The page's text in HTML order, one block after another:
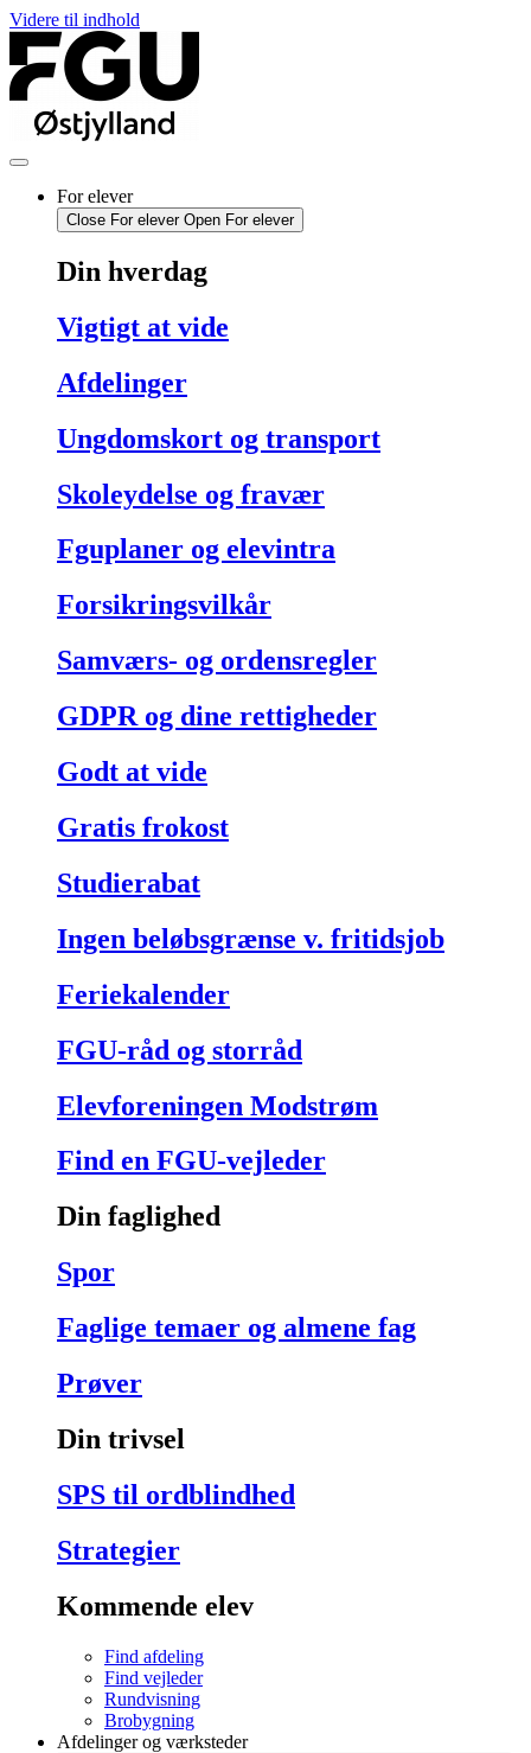
Videre til indhold
For elever
Close For elever Open For elever
Din hverdag
Vigtigt at vide
Afdelinger
Ungdomskort og transport
Skoleydelse og fravær
Fguplaner og elevintra
Forsikringsvilkår
Samværs- og ordensregler
GDPR og dine rettigheder
Godt at vide
Gratis frokost
Studierabat
Ingen beløbsgrænse v. fritidsjob
Feriekalender
FGU-råd og storråd
Elevforeningen Modstrøm
Find en FGU-vejleder
Din faglighed
Spor
Faglige temaer og almene fag
Prøver
Din trivsel
SPS til ordblindhed
Strategier
Kommende elev
Find afdeling
Find vejleder
Rundvisning
Brobygning
Afdelinger og værksteder